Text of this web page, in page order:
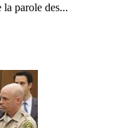
parole des...